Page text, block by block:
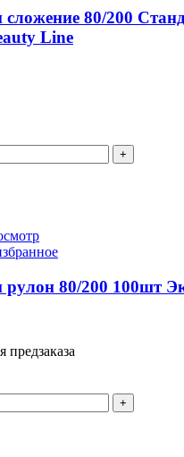
80/200
Line
80/200 100шт
предзаказа